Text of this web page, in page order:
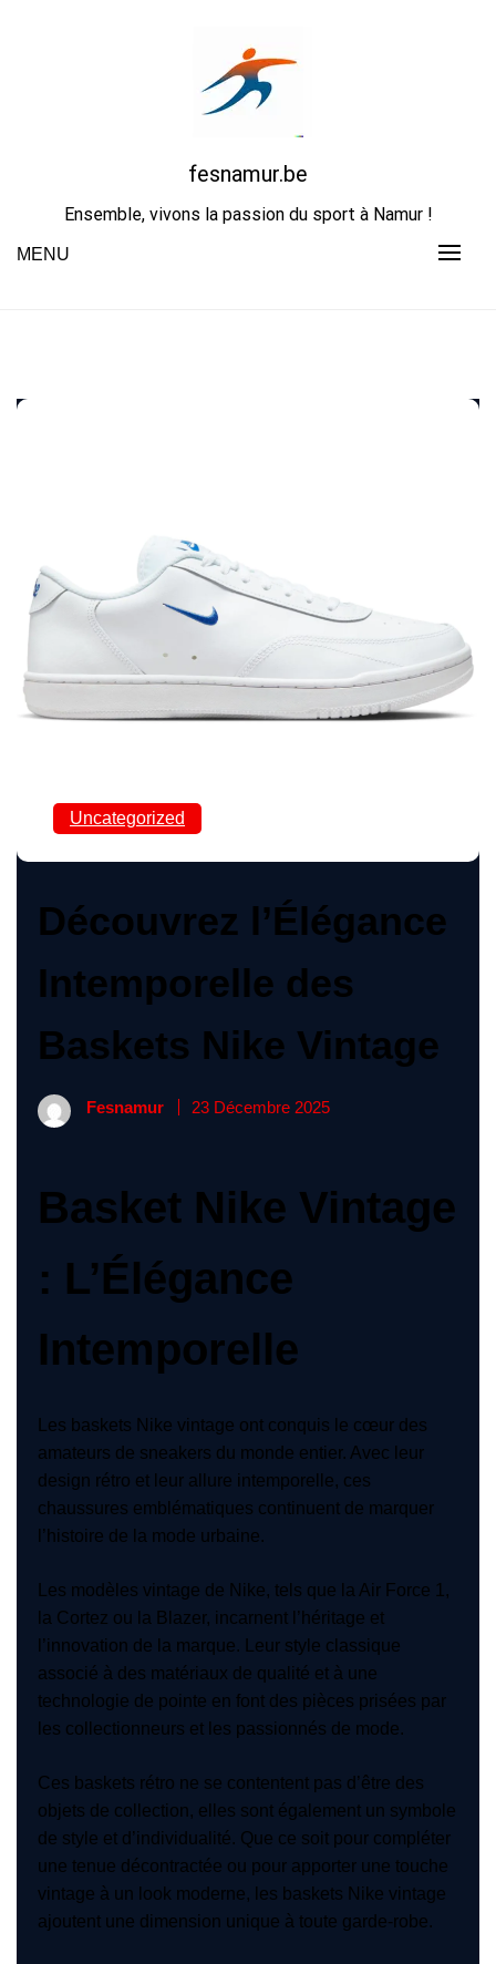
fesnamur.be
Ensemble, vivons la passion du sport à Namur !
MENU
Uncategorized
Découvrez l’Élégance
Intemporelle des
Baskets Nike Vintage
Fesnamur 23 Décembre 2025
Basket Nike Vintage
: L’Élégance
Intemporelle
Les baskets Nike vintage ont conquis le cœur des
amateurs de sneakers du monde entier. Avec leur
design rétro et leur allure intemporelle, ces
chaussures emblématiques continuent de marquer
l’histoire de la mode urbaine.
Les modèles vintage de Nike, tels que la Air Force 1,
la Cortez ou la Blazer, incarnent l’héritage et
l’innovation de la marque. Leur style classique
associé à des matériaux de qualité et à une
technologie de pointe en font des pièces prisées par
les collectionneurs et les passionnés de mode.
Ces baskets rétro ne se contentent pas d’être des
objets de collection, elles sont également un symbole
de style et d’individualité. Que ce soit pour compléter
une tenue décontractée ou pour apporter une touche
vintage à un look moderne, les baskets Nike vintage
ajoutent une dimension unique à toute garde-robe.